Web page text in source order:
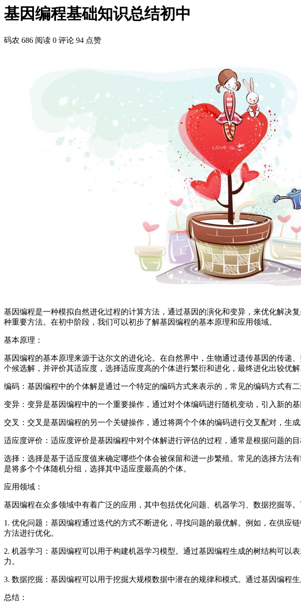
基因编程基础知识总结初中
码农 686 阅读 0 评论 94 点赞
基因编程是一种模拟自然进化过程的计算方法，通过基因的演化和变异，来优化解决
种重要方法。在初中阶段，我们可以初步了解基因编程的基本原理和应用领域。
基本原理：
基因编程的基本原理来源于达尔文的进化论。在自然界中，生物通过遗传基因的传递
个候选解，并评价其适应度，选择适应度高的个体进行繁衍和进化，最终进化出较优解
编码：基因编程中的个体解是通过一个特定的编码方式来表示的，常见的编码方式有
变异：变异是基因编程中的一个重要操作，通过对个体编码进行随机变动，引入新的
交叉：交叉是基因编程的另一个关键操作，通过将两个个体的编码进行交叉配对，生
适应度评价：适应度评价是基因编程中对个体解进行评估的过程，通常是根据问题的
选择：选择是基于适应度值来确定哪些个体会被保留和进一步繁殖。常见的选择方法
是将多个个体随机分组，选择其中适应度最高的个体。
应用领域：
基因编程在众多领域中有着广泛的应用，其中包括优化问题、机器学习、数据挖掘等
1. 优化问题：基因编程通过迭代的方式不断进化，寻找问题的最优解。例如，在供
方法进行优化。
2. 机器学习：基因编程可以用于构建机器学习模型。通过基因编程生成的树结构可
力。
3. 数据挖掘：基因编程可以用于挖掘大规模数据中潜在的规律和模式。通过基因编程
总结：